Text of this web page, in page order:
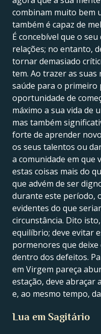
combinam muito bem
também é capaz de
É concebível que o
relações; no entanto,
tornar demasiado
tem. Ao trazer as suas
saúde para o primeiro
oportunidade de
máximo a sua vida de
mas também
forte de aprender
os seus talentos ou
a comunidade em que
estas coisas mais do
que advém de ser
durante este período,
evidentes do que
circunstância. Dito isto,
equilíbrio; deve evitar
pormenores que deixe
dentro dos defeitos.
em Virgem pareça
estação, deve abraçar
e, ao mesmo tempo,
Lua em Sagitário